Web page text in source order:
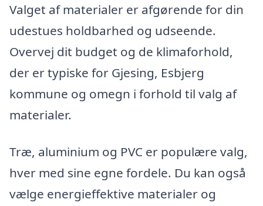
Valget af materialer er afgørende for din
udestues holdbarhed og udseende.
Overvej dit budget og de klimaforhold,
der er typiske for Gjesing, Esbjerg
kommune og omegn i forhold til valg af
materialer.
Træ, aluminium og PVC er populære valg,
hver med sine egne fordele. Du kan også
vælge energieffektive materialer og